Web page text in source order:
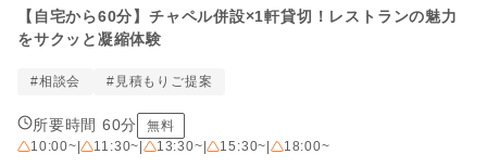
【自宅から60分】チャペル併設×1軒貸切！レストランの魅力
をサクッと凝縮体験
#相談会 #見積もりご提案
所要時間 60分
無料
10:00~| 11:30~| 13:30~| 15:30~| 18:00~